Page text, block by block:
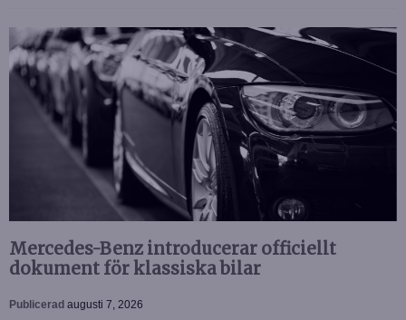
Mercedes-Benz introducerar officiellt
dokument för klassiska bilar
Publicerad augusti 7, 2026